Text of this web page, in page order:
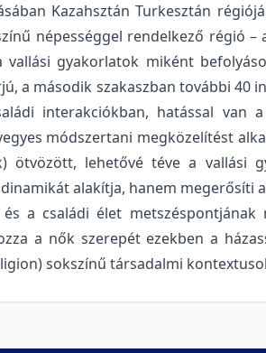
Kazahsztán Turkesztán
népességgel rendelkező régió
gyakorlatok miként
a második szakaszban további 40
interakciókban, hatással van a
módszertani megközelítést
lehetővé téve a vallási
alakítja, hanem megerősíti
a családi élet metszéspontjának
a nők szerepét ezekben a
sokszínű társadalmi